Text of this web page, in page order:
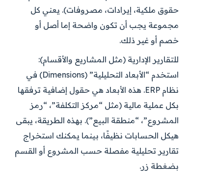
حقوق ملكية، إيرادات، مصروفات). يعني كل
مجموعة يجب أن تكون واضحة إما أصل أو
خصم أو غير ذلك.
للتقارير الإدارية (مثل المشاريع والأقسام):
استخدم “الأبعاد التحليلية” (Dimensions) في
نظام ERP. هذه الأبعاد هي حقول إضافية ترفقها
بكل عملية مالية (مثل “مركز التكلفة”، “رمز
المشروع”، “منطقة البيع”). بهذه الطريقة، يبقى
هيكل الحسابات نظيفًا، بينما يمكنك استخراج
تقارير تحليلية مفصلة حسب المشروع أو القسم
بضغطة زر.